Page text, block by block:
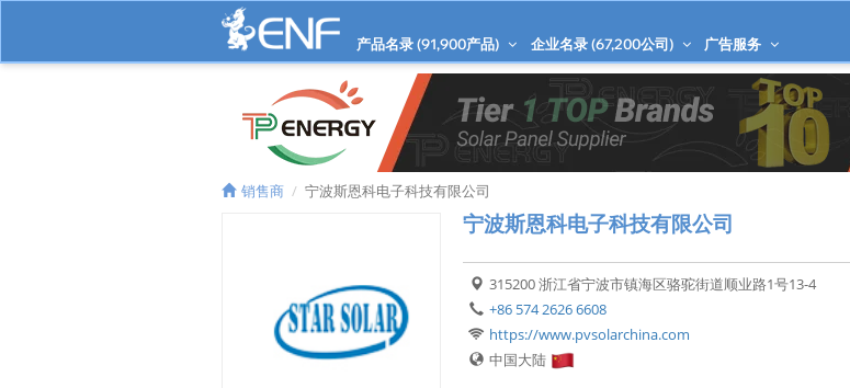
产品名录 (91,900产品) 企业名录 (67,200公司) 广告服务
销售商 宁波斯恩科电子科技有限公司
宁波斯恩科电子科技有限公司
315200 浙江省宁波市镇海区骆驼街道顺业路1号13-4
+86 574 2626 6608
https://www.pvsolarchina.com
中国大陆